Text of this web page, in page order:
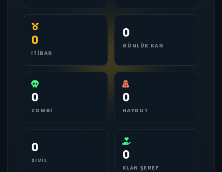
0
İTIBAR
0
GÜNLÜK KAN
0
ZOMBI
0
HAYDUT
0
SIVIL 0
KLAN ŞEREF